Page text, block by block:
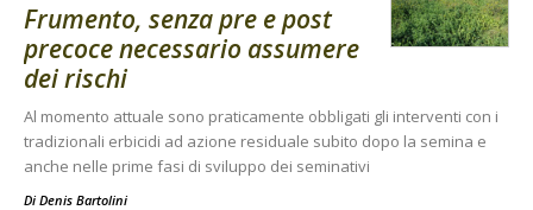
Frumento, senza pre e post
precoce necessario assumere
dei rischi
Al momento attuale sono praticamente obbligati gli interventi con i
tradizionali erbicidi ad azione residuale subito dopo la semina e
anche nelle prime fasi di sviluppo dei seminativi
Di Denis Bartolini